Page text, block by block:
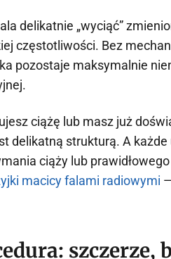
delikatnie „wyciąć”
częstotliwości. Bez
pozostaje maksymalnie
ciążę lub masz już
delikatną strukturą. A
ciąży lub
macicy falami radiowymi
szczerze,